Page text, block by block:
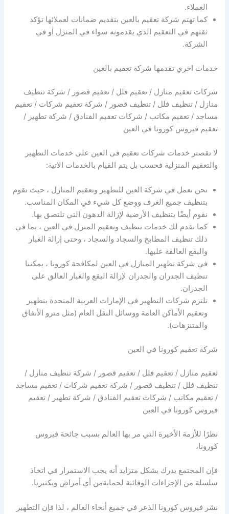
العملاء.
كما تهتم شركة تعقيم بالعين بتقديم ضمانات لعملائها تؤكد
ثقتهم في التعقيم الذي يقدمونه سواء في المنزل أو في
الشركة.
خدمات اخري تقدمها شركة تعقيم بالعين
شركات تعقيم منازل / تعقيم فلل / تعقيم قصور / شركة تنظيف
منازل / تنظيف فلل / تنظيف قصور / شركة تعقيم شركات / تعقيم
مساجد / تعقيم مكاتب / شركات تعقيم الفنادق / شركة تطهير /
تعقيم فيروس كورونا في العين
لا تقصتر خدمات شركات تعقيم فى العين على خدمات التطهير
والتعقيم المنزلية فحسب بل يتم القيام بالخدمات الاتية:
نحن نعمل في شركة العين للتطهير وتعقيم المنازل ، حيث نقوم
بتنظيف جميع الغرف ووضع كل شيء في المكان المناسب.
نقوم أيضًا بتنظيف الأرضية لإزالة الدهون التي تلتصق بها.
كما نقدم لك خدمات تنظيف وتعقيم المنزل في العين ، بما في
ذلك تنظيف المطابخ والسجاد والسجاد ، وحتى إزالة الغبار
والبقع العالقة عليها.
في شركة تطهير المنازل في العين لمكافحة كورونا ، يمكننا
تنظيف الجدران والجدران لإزالة البقع والغبار العالق على
الجدران.
تلتزم شركات التطهير في الإمارات العربية المتحدة بتطهير
وتعقيم الأماكن العامة ووسائل النقل العام (مثل مترو الأنفاق
والمتنزهات).
شركة تعقيم كورونا في العين
تعقيم منازل / تعقيم فلل / تعقيم قصور / شركة تنظيف منازل /
تنظيف فلل / تنظيف قصور / شركة تعقيم شركات / تعقيم مساجد
/ تعقيم مكاتب / شركات تعقيم الفنادق / شركة تطهير / تعقيم
فيروس كورونا في العين
نظرًا للأزمة الأخيرة التي مر بها العالم بسبب جائحة فيروس
كورونا،
فإن المجتمع يدرك بشكل متزايد أنه يجب الاستمرار في اتخاذ
سلسلة من الإجراءات الوقائية لحمايةمن أي أمراض وبكتيريا.
نشر فيروس كورونا الذعر في جميع أنحاء العالم ، لذا فإن التطهير